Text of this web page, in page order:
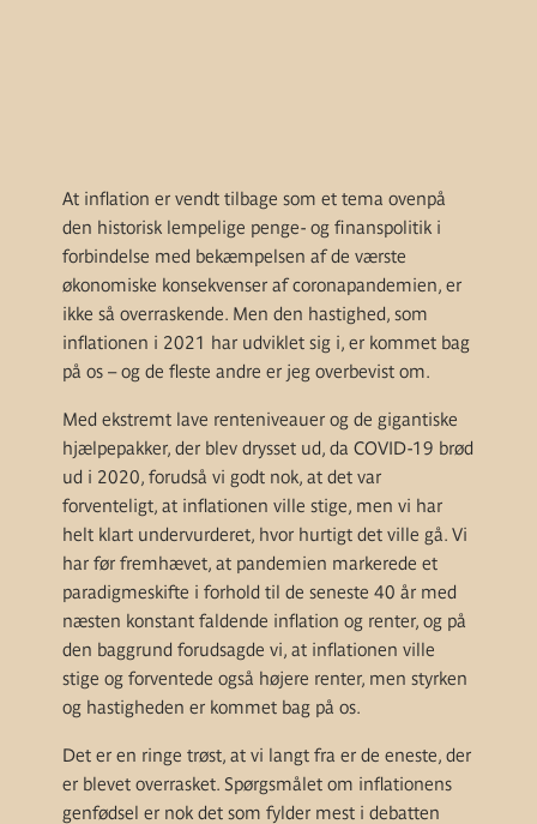
At inflation er vendt tilbage som et tema ovenpå
den historisk lempelige penge- og finanspolitik i
forbindelse med bekæmpelsen af de værste
økonomiske konsekvenser af coronapandemien, er
ikke så overraskende. Men den hastighed, som
inflationen i 2021 har udviklet sig i, er kommet bag
på os – og de fleste andre er jeg overbevist om.
Med ekstremt lave renteniveauer og de gigantiske
hjælpepakker, der blev drysset ud, da COVID-19 brød
ud i 2020, forudså vi godt nok, at det var
forventeligt, at inflationen ville stige, men vi har
helt klart undervurderet, hvor hurtigt det ville gå. Vi
har før fremhævet, at pandemien markerede et
paradigmeskifte i forhold til de seneste 40 år med
næsten konstant faldende inflation og renter, og på
den baggrund forudsagde vi, at inflationen ville
stige og forventede også højere renter, men styrken
og hastigheden er kommet bag på os.
Det er en ringe trøst, at vi langt fra er de eneste, der
er blevet overrasket. Spørgsmålet om inflationens
genfødsel er nok det som fylder mest i debatten